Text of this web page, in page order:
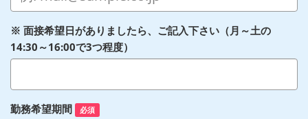
※ 面接希望日がありましたら、ご記入下さい（月～土の
14:30～16:00で3つ程度）
勤務希望期間 必須